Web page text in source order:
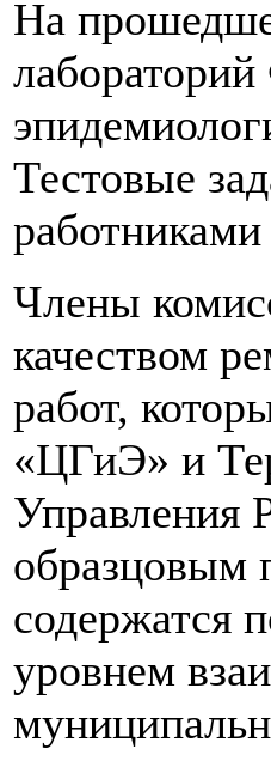
На
Тестовые
Члены
качеством
работ,
«ЦГиЭ» и
Управления
образцовым
содержатся
уровнем